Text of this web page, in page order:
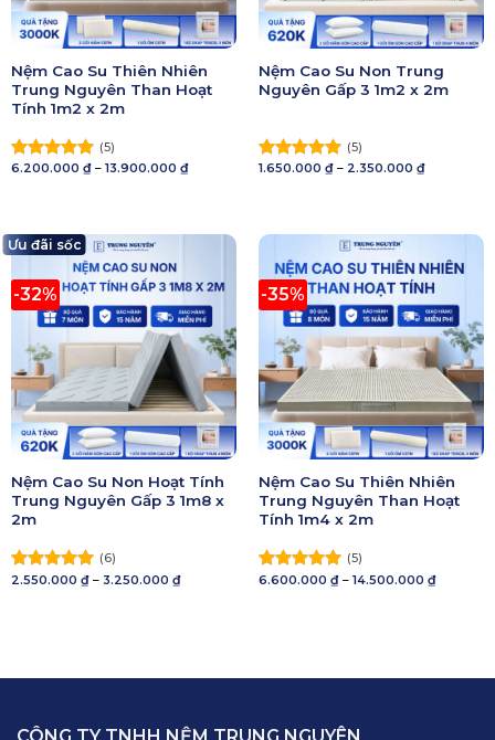
Nệm Cao Su Thiên Nhiên
Trung Nguyên Than Hoạt
Tính 1m2 x 2m
Được xếp
(5)
6.200.000 ₫ – 13.900.000 ₫Khoảng
giá:
Nệm Cao Su Non Trung
Nguyên Gấp 3 1m2 x 2m
Được xếp
(5)
1.650.000 ₫ – 2.350.000 ₫Khoảng
giá:
-32%
Ưu đãi sốc
Nệm Cao Su Non Hoạt Tính
Trung Nguyên Gấp 3 1m8 x
2m
Được xếp
(6)
2.550.000 ₫ – 3.250.000 ₫Khoảng
giá:
-35%
Nệm Cao Su Thiên Nhiên
Trung Nguyên Than Hoạt
Tính 1m4 x 2m
Được xếp
(5)
6.600.000 ₫ – 14.500.000 ₫Khoảng
giá: